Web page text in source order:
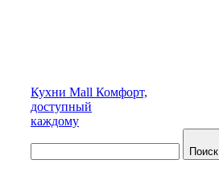
Кухни Mall Комфорт,
доступный
каждому
Поиск